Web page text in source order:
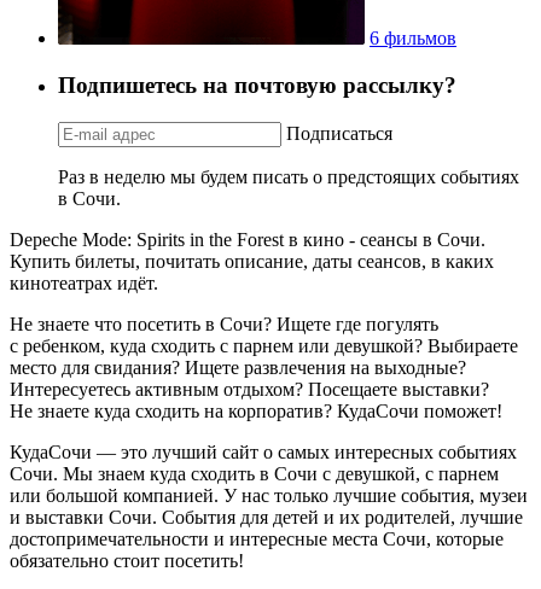
6 фильмов
Подпишетесь на почтовую рассылку?
Подписаться
Раз в неделю мы будем писать о предстоящих событиях
в Сочи.
Depeche Mode: Spirits in the Forest в кино - сеансы в Сочи.
Купить билеты, почитать описание, даты сеансов, в каких
кинотеатрах идёт.
Не знаете что посетить в Сочи? Ищете где погулять
с ребенком, куда сходить с парнем или девушкой? Выбираете
место для свидания? Ищете развлечения на выходные?
Интересуетесь активным отдыхом? Посещаете выставки?
Не знаете куда сходить на корпоратив? КудаСочи поможет!
КудаСочи — это лучший сайт о самых интересных событиях
Сочи. Мы знаем куда сходить в Сочи с девушкой, с парнем
или большой компанией. У нас только лучшие события, музеи
и выставки Сочи. События для детей и их родителей, лучшие
достопримечательности и интересные места Сочи, которые
обязательно стоит посетить!